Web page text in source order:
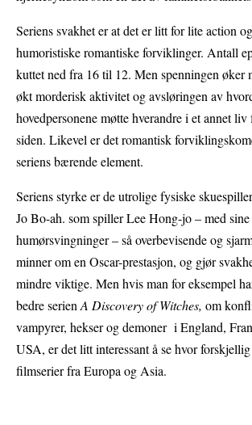
Seriens svakhet er at det er litt for lite action
humoristiske romantiske forviklinger. Antall
kuttet ned fra 16 til 12. Men spenningen øker
økt morderisk aktivitet og avsløringen av
hovedpersonene møtte hverandre i et annet
siden. Likevel er det romantisk
seriens bærende element.
Seriens styrke er de utrolige fysiske
Jo Bo-ah. som spiller Lee Hong-jo – med
humørsvingninger – så overbevisende og
minner om en Oscar-prestasjon, og gjør
mindre viktige. Men hvis man for eksempel
bedre serienA Discovery of Witches, om
vampyrer, hekser og demoner i England,
USA, er det litt interessant å se hvor
filmserier fra Europa og Asia.